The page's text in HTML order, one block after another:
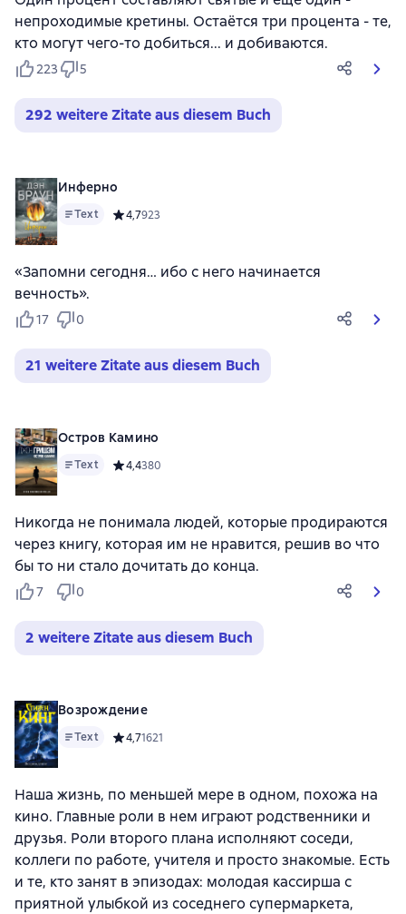
непроходимые кретины. Остаётся три процента - те,
кто могут чего-то добиться... и добиваются.
223 5
292 weitere Zitate aus diesem Buch
Инферно
Text Средний рейтинг 4,7 на основе 923 оценок
4,7923
«Запомни сегодня… ибо с него начинается
вечность».
17 0
21 weitere Zitate aus diesem Buch
Остров Камино
Text Средний рейтинг 4,4 на основе 380 оценок
4,4380
Никогда не понимала людей, которые продираются
через книгу, которая им не нравится, решив во что
бы то ни стало дочитать до конца.
7 0
2 weitere Zitate aus diesem Buch
Возрождение
Text Средний рейтинг 4,7 на основе 1621 оценок
4,71621
Наша жизнь, по меньшей мере в одном, похожа на
кино. Главные роли в нем играют родственники и
друзья. Роли второго плана исполняют соседи,
коллеги по работе, учителя и просто знакомые. Есть
и те, кто занят в эпизодах: молодая кассирша с
приятной улыбкой из соседнего супермаркета,